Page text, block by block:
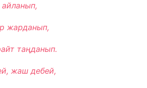
жарданып,
таңданып.
жаш дебей,